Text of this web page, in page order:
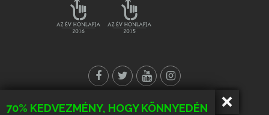
70% KEDVEZMÉNY, HOGY KÖNNYEDÉN